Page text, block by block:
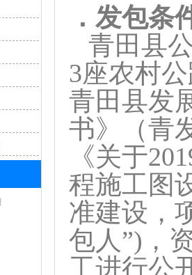
．发包条
青田县
3座农村
青田县发
书》（青
《关于
程施工图
准建设，
包人”)，
工进行公